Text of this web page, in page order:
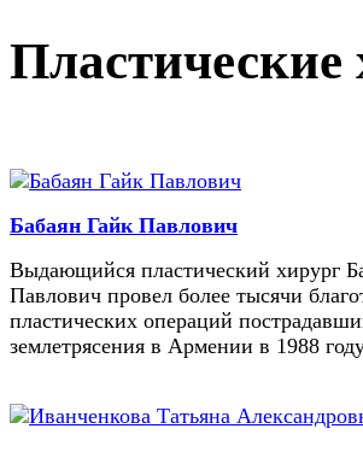
Пластические
Бабаян Гайк Павлович
Выдающийся пластический хирург
Павлович провел более тысячи
пластических операций
землетрясения в Армении в 1988